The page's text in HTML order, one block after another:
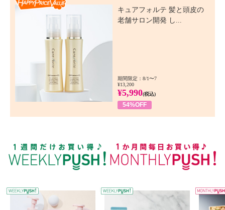
キュアフォルテ 髪と頭皮の
老舗サロン開発 し...
期間限定：8/1〜7
¥13,200
¥5,990(税込)
54%OFF
WEEKLY PUSH